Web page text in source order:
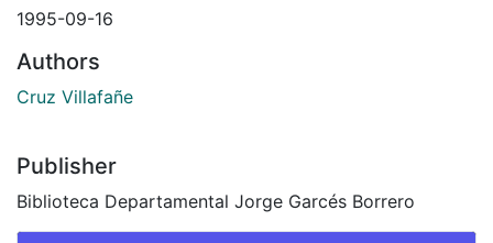
1995-09-16
Authors
Cruz Villafañe
Publisher
Biblioteca Departamental Jorge Garcés Borrero